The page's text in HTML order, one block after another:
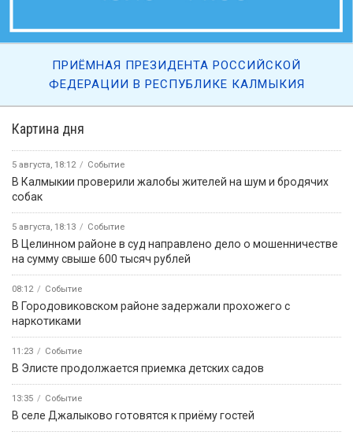
Картина дня
5 августа, 18:12 Событие
В Калмыкии проверили жалобы жителей на шум и бродячих
собак
5 августа, 18:13 Событие
В Целинном районе в суд направлено дело о мошенничестве
на сумму свыше 600 тысяч рублей
08:12 Событие
В Городовиковском районе задержали прохожего с
наркотиками
11:23 Событие
В Элисте продолжается приемка детских садов
13:35 Событие
В селе Джалыково готовятся к приёму гостей
ПРИЁМНАЯ ПРЕЗИДЕНТА РОССИЙСКОЙ
ФЕДЕРАЦИИ В РЕСПУБЛИКЕ КАЛМЫКИЯ